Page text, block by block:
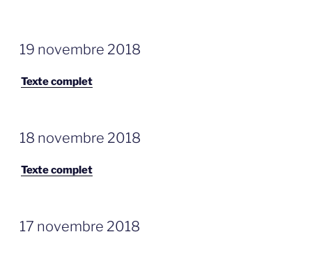
GEPLAATST
OP
19 novembre 2018
Texte complet
GEPLAATST
OP
18 novembre 2018
Texte complet
GEPLAATST
OP
17 novembre 2018